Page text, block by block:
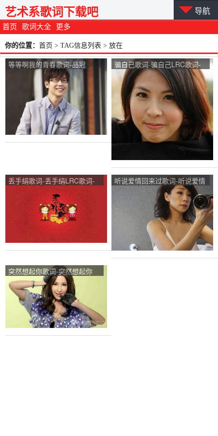
首页 歌词大全 更多
艺术系歌词下载吧 导航
你的位置： 首页 > TAG信息列表 > 放在
等等啊我的青春歌词-品冠
骗自己歌词-骗自己LRC歌词-
许茹芸
丢手绢歌词-丢手绢LRC歌词-
听说爱情回来过歌词-听说爱情
回来过LRC歌词-林忆莲
突然想起你歌词-突然想起你
LRC歌词-萧亚轩